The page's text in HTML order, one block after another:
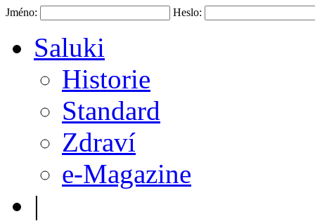
Jméno: Heslo:
Saluki
Historie
Standard
Zdraví
e-Magazine
|